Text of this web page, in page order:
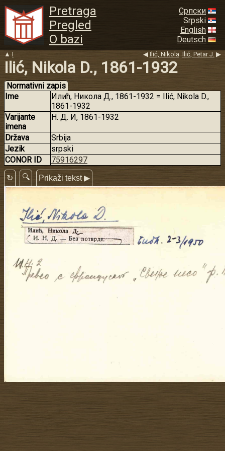
Pretraga
Pregled
O bazi
Српски
Srpski
English
Deutsch
▲ I ◀ Ilić, Nikola Ilić, Petar J. ▶
Ilić, Nikola D., 1861-1932
Normativni zapis
Ime
Илић, Никола Д., 1861-1932 = Ilić, Nikola D.,
1861-1932
Varijante
imena
Н. Д. И, 1861-1932
Država
Srbija
Jezik
srpski
CONOR ID
75916297